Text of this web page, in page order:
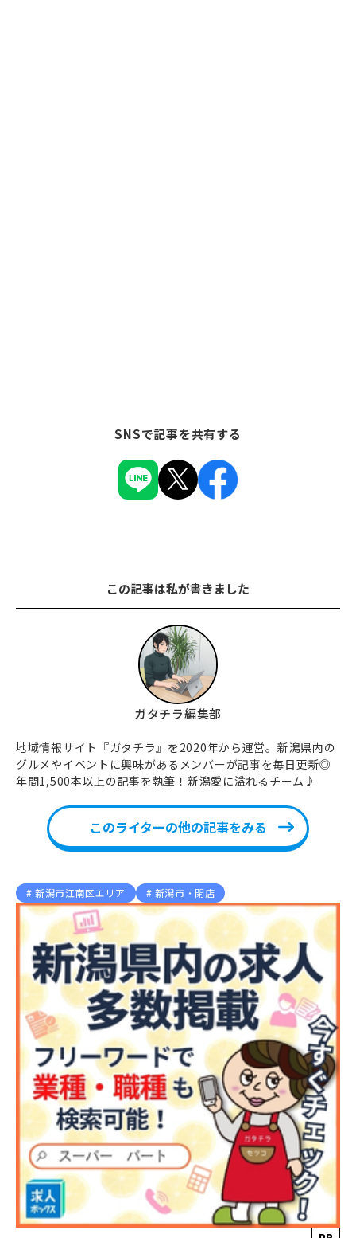
SNSで記事を共有する
この記事は私が書きました
ガタチラ編集部
地域情報サイト『ガタチラ』を2020年から運営。新潟県内の
グルメやイベントに興味があるメンバーが記事を毎日更新◎
年間1,500本以上の記事を執筆！新潟愛に溢れるチーム♪
このライターの他の記事をみる
新潟市江南区エリア 新潟市・閉店